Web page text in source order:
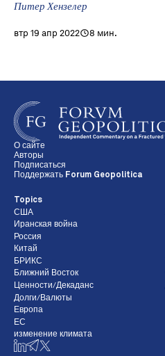
Питер Хензелер
втр 19 апр 2022 8 мин.
О сайте
Авторы
Подписаться
Поддержать Forum Geopolitica
Topics
США
Иранская война
Россия
Китай
БРИКС
Ближний Восток
Ценности/Декаданс
Долги/Валюты
Европа
ЕС
изменение климата